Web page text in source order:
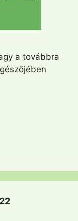
a továbbra